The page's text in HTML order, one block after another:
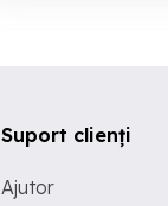
Suport clienți
Ajutor